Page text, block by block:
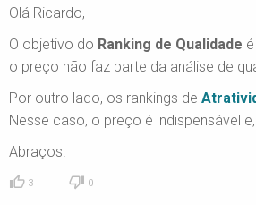
Olá Ricardo,
O objetivo do Ranking de Qualidade
o preço não faz parte da análise de
Por outro lado, os rankings de
Nesse caso, o preço é indispensável
Abraços!
3 0